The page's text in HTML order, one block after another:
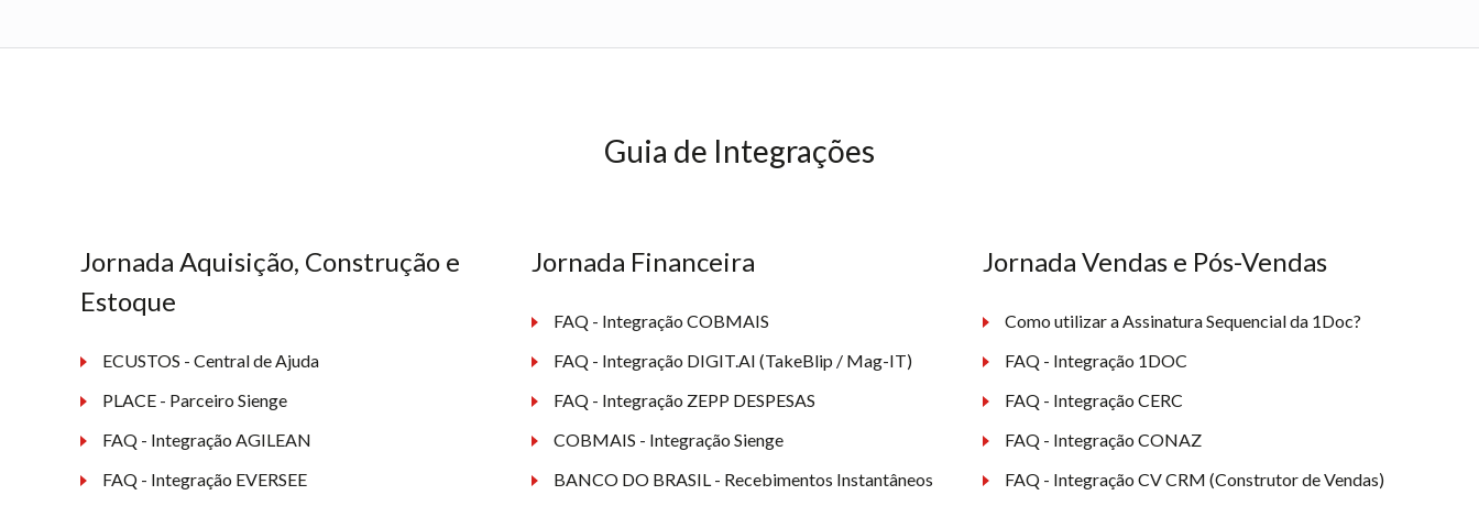
Guia de Integrações
Jornada Aquisição, Construção e
Estoque
ECUSTOS - Central de Ajuda
PLACE - Parceiro Sienge
FAQ - Integração AGILEAN
FAQ - Integração EVERSEE
Jornada Financeira
FAQ - Integração COBMAIS
FAQ - Integração DIGIT.AI (TakeBlip / Mag-IT)
FAQ - Integração ZEPP DESPESAS
COBMAIS - Integração Sienge
BANCO DO BRASIL - Recebimentos Instantâneos
Jornada Vendas e Pós-Vendas
Como utilizar a Assinatura Sequencial da 1Doc?
FAQ - Integração 1DOC
FAQ - Integração CERC
FAQ - Integração CONAZ
FAQ - Integração CV CRM (Construtor de Vendas)